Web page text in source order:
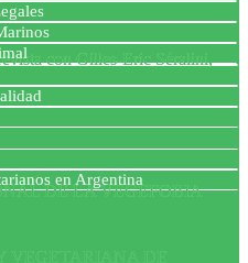
con Gilles-Eric Séralini,
DE LA VEGEFOBIA
VEGETARIANA DE
en Argentina